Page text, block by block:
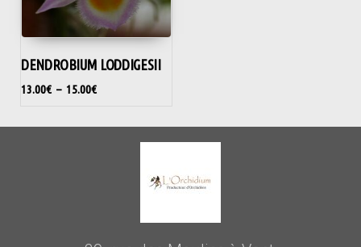
DENDROBIUM LODDIGESII
13.00€ – 15.00€